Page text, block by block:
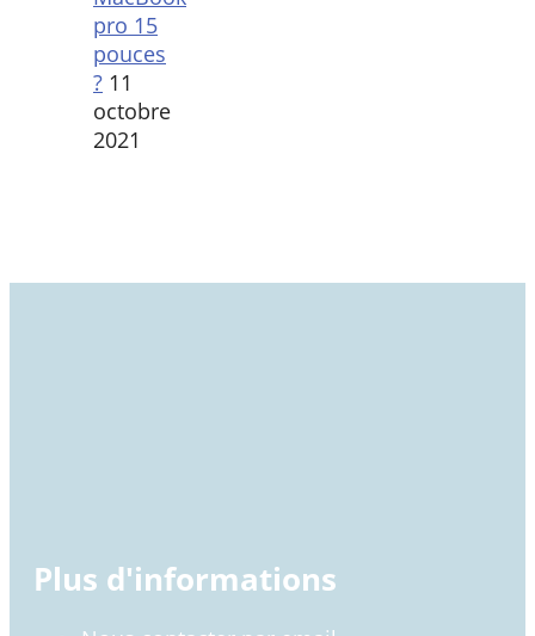
pro 15
pouces
? 11
octobre
2021
Plus d'informations